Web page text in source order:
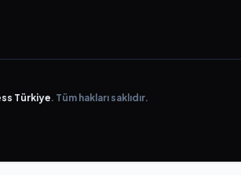
Türkiye. Tüm hakları saklıdır.